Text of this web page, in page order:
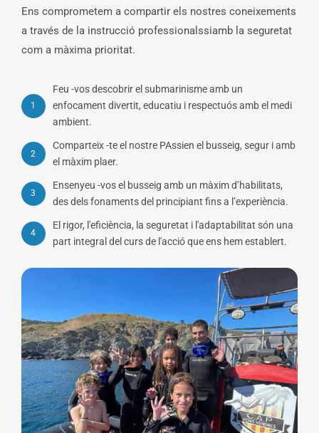
Ens comprometem a compartir els nostres coneixements
a través de la instrucció professionalssiamb la seguretat
com a màxima prioritat.
1
Feu -vos descobrir el submarinisme amb un
enfocament divertit, educatiu i respectuós amb el medi
ambient.
2
Comparteix -te el nostre PAssien el busseig, segur i amb
el màxim plaer.
3
Ensenyeu -vos el busseig amb un màxim d’habilitats,
des dels fonaments del principiant fins a l’experiència.
4
El rigor, l'eficiència, la seguretat i l'adaptabilitat són una
part integral del curs de l'acció que ens hem establert.